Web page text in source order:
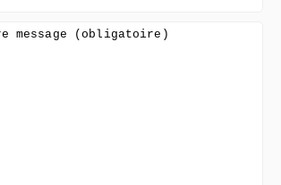
message (obligatoire)